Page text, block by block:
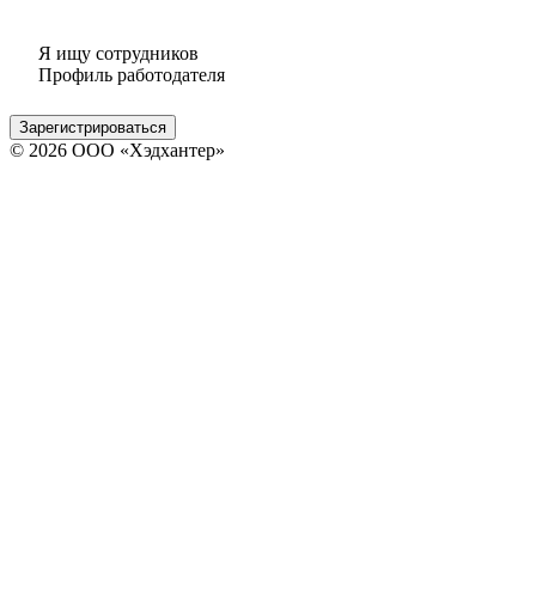
Я ищу сотрудников
Профиль работодателя
Зарегистрироваться
© 2026 ООО «Хэдхантер»